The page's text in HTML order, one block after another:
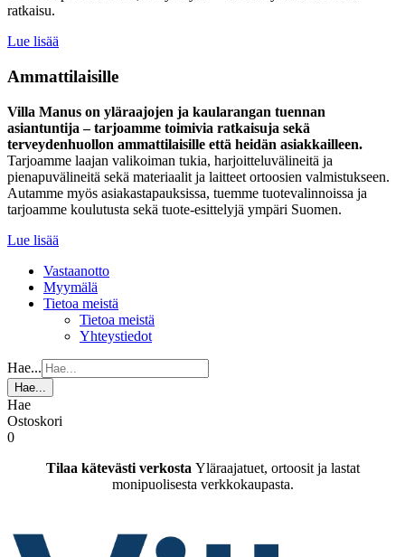
ratkaisu.
Lue lisää
Ammattilaisille
Villa Manus on yläraajojen ja kaularangan tuennan
asiantuntija – tarjoamme toimivia ratkaisuja sekä
terveydenhuollon ammattilaisille että heidän asiakkailleen.
Tarjoamme laajan valikoiman tukia, harjoitteluvälineitä ja
pienapuvälineitä sekä materiaalit ja laitteet ortoosien valmistukseen.
Autamme myös asiakastapauksissa, tuemme tuotevalinnoissa ja
tarjoamme koulutusta sekä tuote-esittelyjä ympäri Suomen.
Lue lisää
Vastaanotto
Myymälä
Tietoa meistä
Tietoa meistä
Yhteystiedot
Hae...
Hae...
Hae
Ostoskori
0
Tilaa kätevästi verkosta Yläraajatuet, ortoosit ja lastat
monipuolisesta verkkokaupasta.